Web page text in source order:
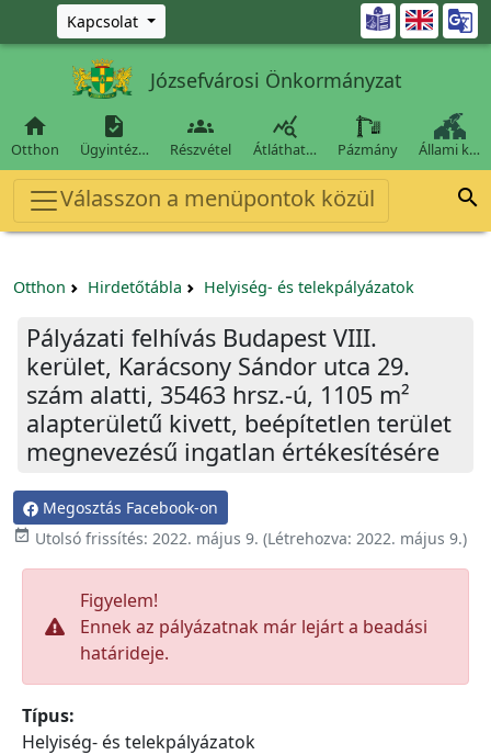
Ugrás a fő tartalomra
Kapcsolat 
Józsefvárosi Önkormányzat

Otthon

Ügyintéz…

Részvétel

Átláthat… Pázmány Állami k…
Válasszon a menüpontok közül 
Otthon Hirdetőtábla Helyiség- és telekpályázatok
Pályázati felhívás Budapest VIII.
kerület, Karácsony Sándor utca 29.
szám alatti, 35463 hrsz.-ú, 1105 m²
alapterületű kivett, beépítetlen terület
megnevezésű ingatlan értékesítésére
Megosztás Facebook-on
 Utolsó frissítés: 2022. május 9. (Létrehozva: 2022. május 9.)
Figyelem!
Ennek az pályázatnak már lejárt a beadási
határideje.
Típus:
Helyiség- és telekpályázatok